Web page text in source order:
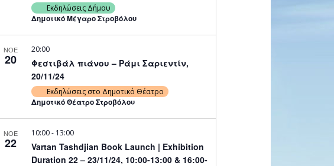
Εκδηλώσεις Δήμου
Δημοτικό Μέγαρο Στροβόλου
ΝΟΕ
20
Φεστιβάλ πιάνου – Ράμι Σαριεντίν,
20/11/24
20:00
Εκδηλώσεις στο Δημοτικό Θέατρο
Δημοτικό Θέατρο Στροβόλου
ΝΟΕ
22
Vartan Tashdjian Book Launch | Exhibition
Duration 22 – 23/11/24, 10:00-13:00 & 16:00-
10:00- 13:00